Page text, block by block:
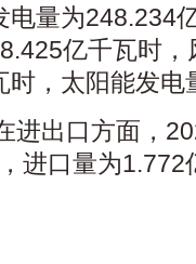
电量为248.234
亿千瓦时
时，太阳能发电
进出口方面，
进口量为1.772